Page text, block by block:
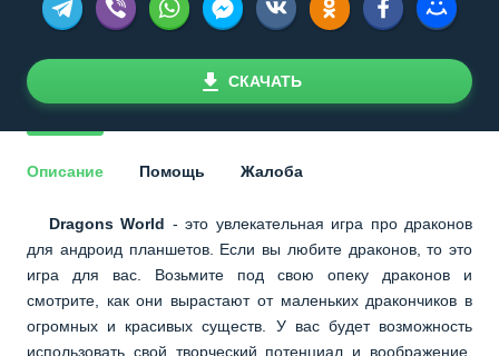
СКАЧАТЬ
Описание Помощь Жалоба
Dragons World - это увлекательная игра про драконов
для андроид планшетов. Если вы любите драконов, то это
игра для вас. Возьмите под свою опеку драконов и
смотрите, как они вырастают от маленьких дракончиков в
огромных и красивых существ. У вас будет возможность
использовать свой творческий потенциал и воображение.